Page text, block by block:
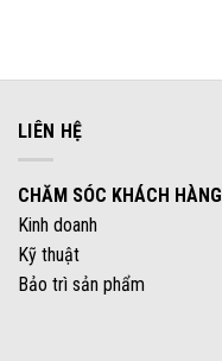
LIÊN HỆ
CHĂM SÓC KHÁCH HÀNG
Kinh doanh
Kỹ thuật
Bảo trì sản phẩm